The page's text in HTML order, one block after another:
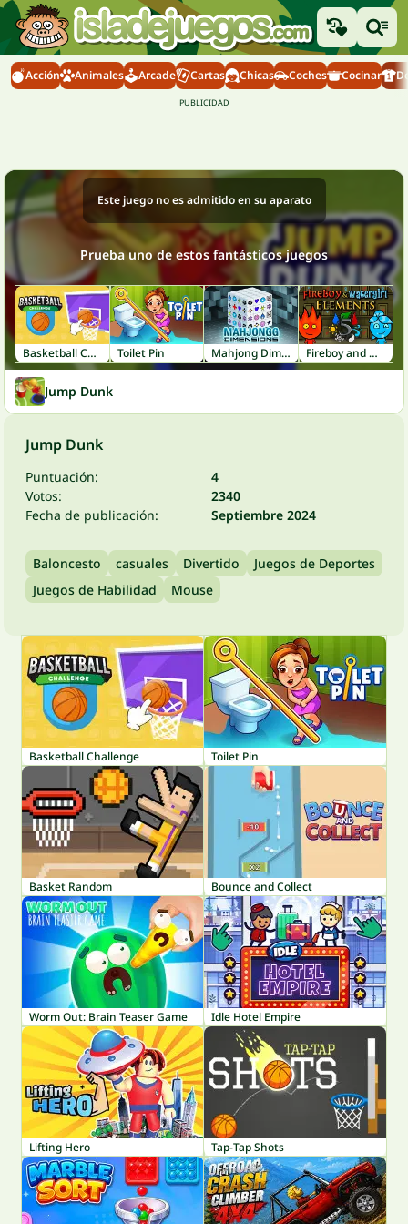
Acción Animales Arcade Cartas Chicas Coches Cocinar
Este juego no es admitido en su aparato
Prueba uno de estos fantásticos juegos
Basketball Challenge Toilet Pin Mahjong Dimensions Fireboy and Watergirl 5: Elements
Jump Dunk
Jump Dunk
Puntuación:
4
Votos:
2340
Fecha de publicación:
Septiembre 2024
Baloncesto casuales Divertido
Juegos de Deportes
Juegos de Habilidad
Mouse
Basketball Challenge Toilet Pin
Basket Random Bounce and Collect
Worm Out: Brain Teaser Game Idle Hotel Empire
Lifting Hero Tap-Tap Shots